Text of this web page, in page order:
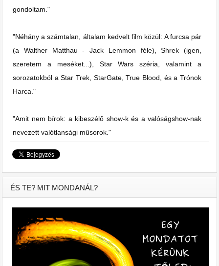
gondoltam."
"Néhány a számtalan, általam kedvelt film közül: A furcsa pár
(a Walther Matthau - Jack Lemmon féle), Shrek (igen,
szeretem a meséket...), Star Wars széria, valamint a
sorozatokból a Star Trek, StarGate, True Blood, és a Trónok
Harca."
"Amit nem bírok: a kibeszélő show-k és a valóságshow-nak
nevezett valótlansági műsorok."
ÉS TE? MIT MONDANÁL?